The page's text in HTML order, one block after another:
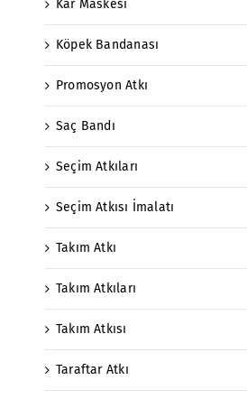
Kar Maskesi
Köpek Bandanası
Promosyon Atkı
Saç Bandı
Seçim Atkıları
Seçim Atkısı İmalatı
Takım Atkı
Takım Atkıları
Takım Atkısı
Taraftar Atkı